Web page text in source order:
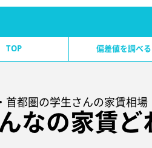
TOP 偏差値を調べる
首都圏の学生さんの家賃相場
なの家賃ど